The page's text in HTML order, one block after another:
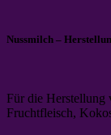
Nussmilch –
Für die Herstellung
Fruchtfleisch,